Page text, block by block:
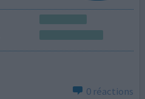
0 réactions